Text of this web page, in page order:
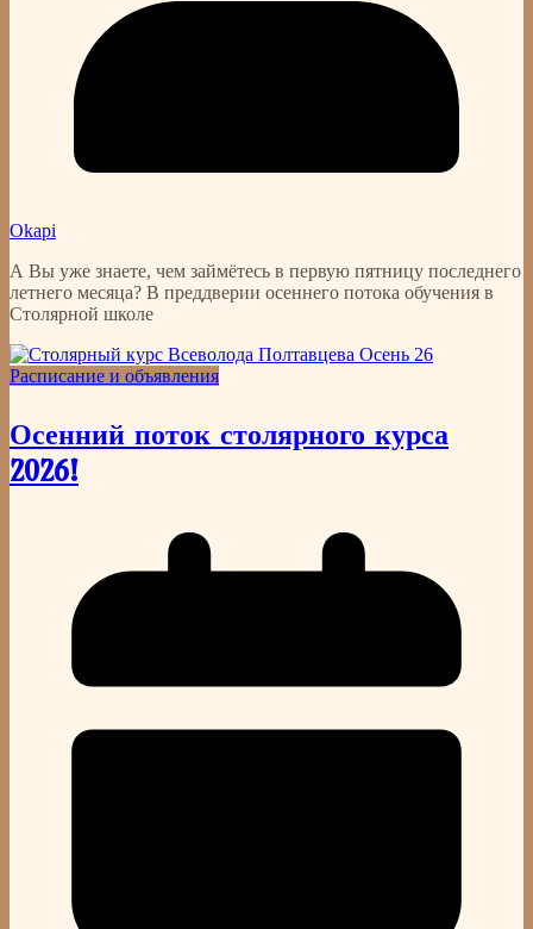
Okapi
А Вы уже знаете, чем займётесь в первую пятницу последнего
летнего месяца? В преддверии осеннего потока обучения в
Столярной школе
Расписание и объявления
Осенний поток столярного курса
2026!